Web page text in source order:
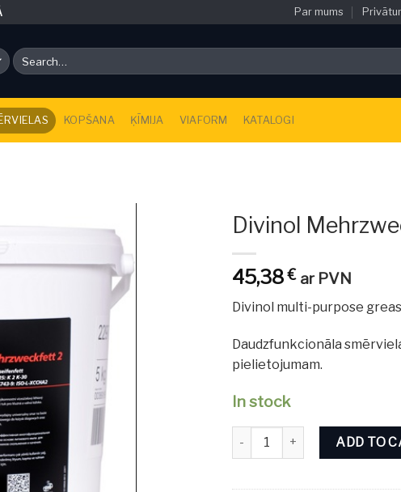
Par mums
Search
for:
KOPŠANA ĶĪMIJA VIAFORM KATALOGI
Divinol
45,38€ ar PVN
Divinol multi-purpose
Daudzfunkcionāla
pielietojumam.
In stock
Divinol Mehrzweckfett 2 5KG
ADD TO